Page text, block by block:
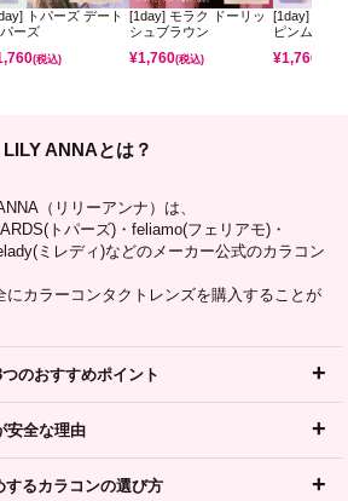
トパーズ デート
パーズ
(税込)
[1day] モラク ドーリッ
シュブラウン
¥1,760(税込)
[1day] ミレ
ピンムーン
¥1,760
ANNAとは？
（リリーアンナ）は、
トパーズ)・feliamo(フェリアモ)・
ミレディ)などのメーカー公式のカラコン
にカラーコンタクトレンズを購入することが
のおすすめポイント
安全な理由
するカラコンの選び方